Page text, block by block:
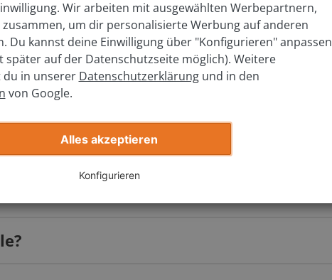
wurde es zugelassen?
Jetzt kostenlos bewerten
Wir arbeiten mit ausgewählten Werbepartnern,
um dir personalisierte Werbung auf anderen
Du kannst deine Einwilligung über "Konfigurieren" anpassen
später auf der Datenschutzseite möglich). Weitere
in unserer Datenschutzerklärungund in den
von Google.
Alles akzeptieren
Konfigurieren